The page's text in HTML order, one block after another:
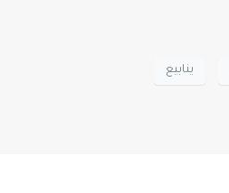
ينابيع